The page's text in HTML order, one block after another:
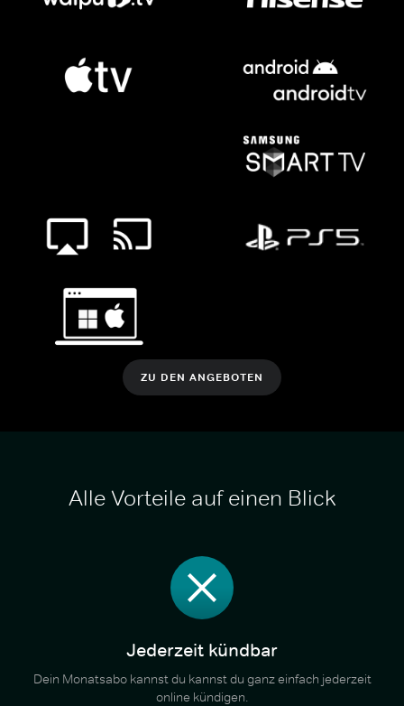
ZU DEN ANGEBOTEN
Alle Vorteile auf einen Blick
Jederzeit kündbar
Dein Monatsabo kannst du kannst du ganz einfach jederzeit
online kündigen.